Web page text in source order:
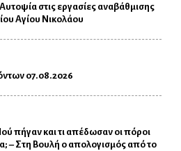
στις εργασίες αναβάθμισης
Αγίου Νικολάου
07.08.2026
πήγαν και τι απέδωσαν οι πόροι
– Στη Βουλή ο απολογισμός από το